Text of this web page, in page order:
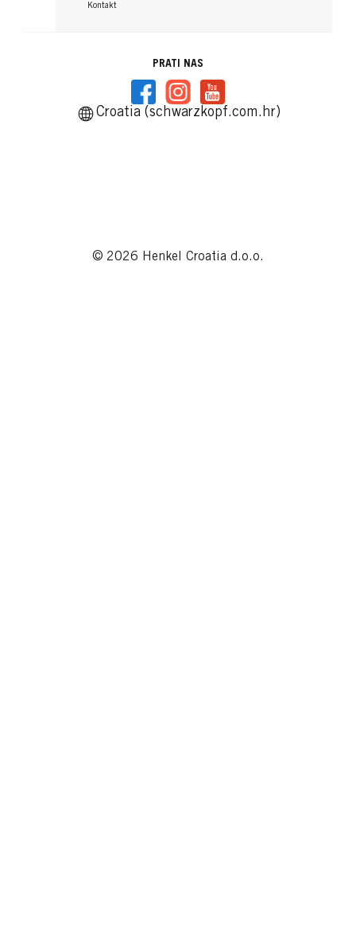
Kontakt
PRATI NAS
Croatia (schwarzkopf.com.hr)
© 2026 Henkel Croatia d.o.o.